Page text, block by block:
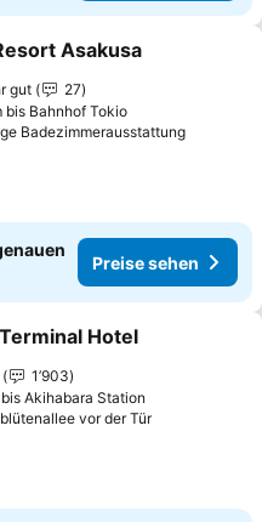
Favoriten hinzufügen
Asakusa
gut
27
bis Bahnhof Tokio
Badezimmerausstattung
Preise sehen
Favoriten hinzufügen
Hotel
1’903
bis Akihabara Station
vor der Tür